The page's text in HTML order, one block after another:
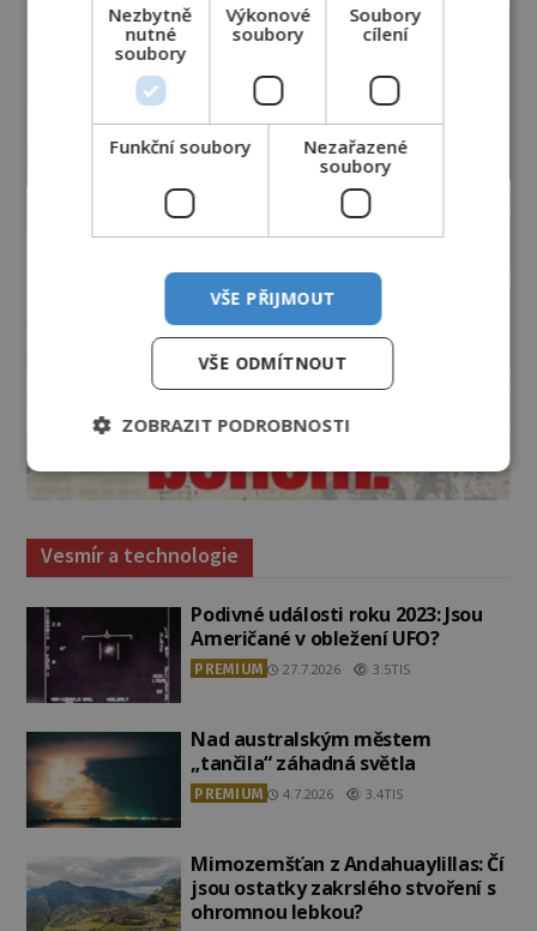
Vesmír a technologie
Podivné události roku 2023: Jsou
Američané v obležení UFO?
PREMIUM 27.7.2026 3.5TIS
Nad australským městem
„tančila“ záhadná světla
PREMIUM 4.7.2026 3.4TIS
Mimozemšťan z Andahuaylillas: Čí
jsou ostatky zakrslého stvoření s
ohromnou lebkou?
Nezbytně
nutné
soubory
Výkonové
soubory
Soubory
cílení
Funkční soubory
Nezařazené
soubory
VŠE PŘIJMOUT
VŠE ODMÍTNOUT
ZOBRAZIT PODROBNOSTI